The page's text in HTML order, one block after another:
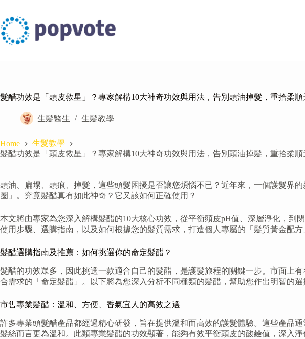
content
髮醋功效是「頭皮救星」？專家解構10大神奇功效與用法，告別頭油掉髮，重拾柔順
生髮醫生 生髮教學
Home
生髮教學
髮醋功效是「頭皮救星」？專家解構10大神奇功效與用法，告別頭油掉髮，重拾柔順
頭油、扁塌、頭痕、掉髮，這些頭髮困擾是否讓您煩惱不已？近年來，一個護髮
圈」。究竟髮醋真有如此神奇？它又該如何正確使用？
本文將由專家為您深入解構髮醋的10大核心功效，從平衡頭皮pH值、深層淨化，
使用步驟、選購指南，以及如何根據您的髮質需求，打造個人專屬的「髮質黃金配
髮醋選購指南及推薦：如何挑選你的命定髮醋？
髮醋的功效眾多，因此挑選一款適合自己的髮醋，是護髮旅程的關鍵一步。市面上
合需求的「命定髮醋」。以下將為您深入分析不同種類的髮醋，幫助您作出明智的選
市售專業髮醋：溫和、方便、香氣宜人的高效之選
許多專業頭髮醋產品都經過精心研發，旨在提供溫和而高效的護髮體驗。這些產品
髮絲而言更為溫和。此類專業髮醋的功效顯著，能夠有效平衡頭皮的酸鹼值，深入